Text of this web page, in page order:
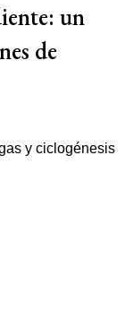
un
de